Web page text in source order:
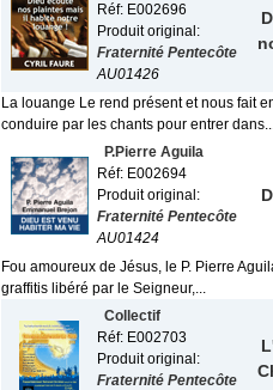
Réf: E002696
Produit original:
Fraternité Pentecôte
AU01426
La louange Le rend présent et nous fait
conduire par les chants pour entrer
P.Pierre Aguila
Réf: E002694
Produit original:
Fraternité Pentecôte
AU01424
Fou amoureux de Jésus, le P. Pierre
graffitis libéré par le Seigneur,...
Collectif
Réf: E002703
Produit original:
Fraternité Pentecôte